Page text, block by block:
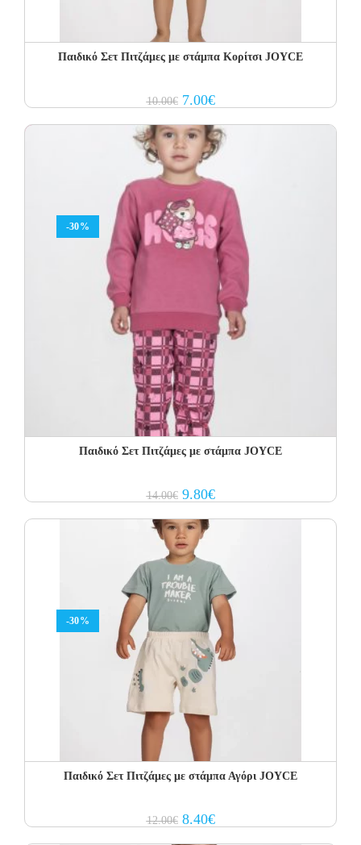
Παιδικό Σετ Πιτζάμες με στάμπα Κορίτσι JOYCE
10.00€ Original
price
10.00€.
7.00€Current
price
7.00€.
-30%
Παιδικό Σετ Πιτζάμες με στάμπα JOYCE
14.00€ Original
price
14.00€.
9.80€Current
price
-30%
Παιδικό Σετ Πιτζάμες με στάμπα Αγόρι JOYCE
12.00€ Original
price
8.40€Current
price